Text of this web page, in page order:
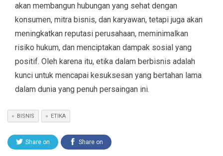
akan membangun hubungan yang sehat dengan
konsumen, mitra bisnis, dan karyawan, tetapi juga akan
meningkatkan reputasi perusahaan, meminimalkan
risiko hukum, dan menciptakan dampak sosial yang
positif. Oleh karena itu, etika dalam berbisnis adalah
kunci untuk mencapai kesuksesan yang bertahan lama
dalam dunia yang penuh persaingan ini.
BISNIS ETIKA
Share on Share on